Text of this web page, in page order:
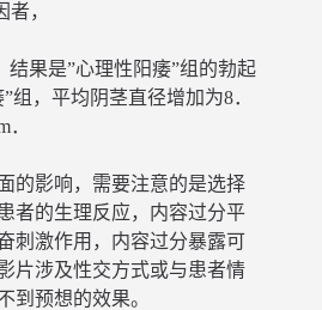
，
果是”心理性阳痿”组的勃起
组，平均阴茎直径增加为8．
的影响，需要注意的是选择
者的生理反应，内容过分平
刺激作用，内容过分暴露可
片涉及性交方式或与患者情
到预想的效果。